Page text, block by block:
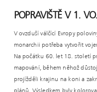
POPRAVIŠTĚ V 1.
V ovzduší válčící Evropy
monarchii potřeba vytvořit
Na počátku 60. let 18. století
mapování, během něhož
projížděli krajinu na koni a